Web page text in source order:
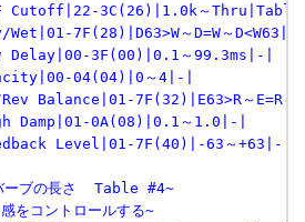
Cutoff|22-3C(26)|1.0k～
7F(28)|D63>W～D=W～D<W63|-|
Delay|00-3F(00)|0.1～99.3ms|-|
04(04)|0～4|-|
Balance|01-7F(32)|E63>R～E=R～
Damp|01-0A(08)|0.1～1.0|-|
Level|01-7F(40)|-63～+63|-|
ブの長さ  Table #4~
コントロールする~